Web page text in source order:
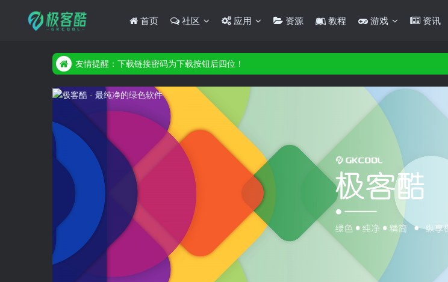
首页 社区 应用 资源 教程 游戏 资讯
友情提醒：下载链接密码为下载按钮后四位！
友情提醒：下载链接密码为下载按钮后四位！